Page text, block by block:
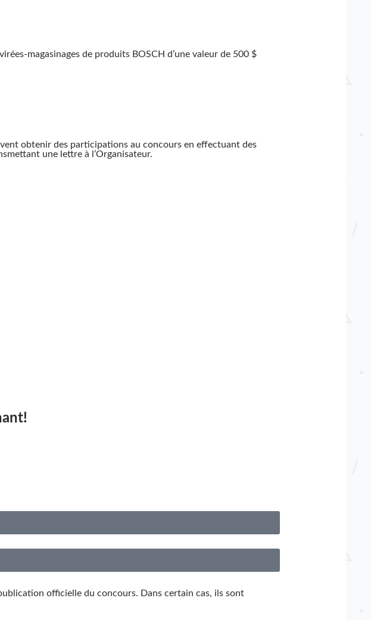
magasinages de produits BOSCH d’une valeur de 500 $
obtenir des participations au concours en effectuant des
une lettre à l’Organisateur.
officielle du concours. Dans certain cas, ils sont